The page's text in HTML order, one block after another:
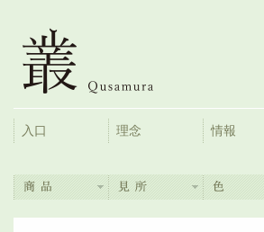
入口 理念 情報